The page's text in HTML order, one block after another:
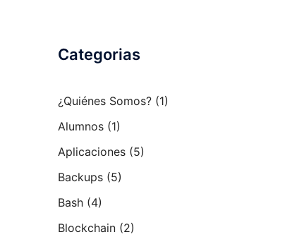
Categorias
¿Quiénes Somos?(1)
Alumnos(1)
Aplicaciones(5)
Backups(5)
Bash(4)
Blockchain(2)